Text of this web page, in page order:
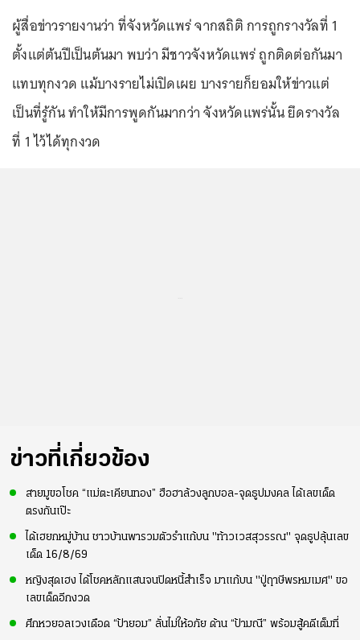
ผู้สื่อข่าวรายงานว่า ที่จังหวัดแพร่ จากสถิติ การถูกรางวัลที่ 1
ตั้งแต่ต้นปีเป็นต้นมา พบว่า มีชาวจังหวัดแพร่ ถูกติดต่อกันมา
แทบทุกงวด แม้บางรายไม่เปิดเผย บางรายก็ยอมให้ข่าวแต่
เป็นที่รู้กัน ทำให้มีการพูดกันมากว่า จังหวัดแพร่นั้น ยึดรางวัล
ที่ 1 ไว้ได้ทุกงวด
ข่าวที่เกี่ยวข้อง
สายมูขอโชค “แม่ตะเคียนทอง” ฮือฮาล้วงลูกบอล-จุดธูปมงคล ได้เลขเด็ด
ตรงกันเป๊ะ
ได้เฮยกหมู่บ้าน ชาวบ้านพารวมตัวรำแก้บน "ท้าวเวสสุวรรณ" จุดธูปลุ้นเลข
เด็ด 16/8/69
หญิงสุดเฮง ได้โชคหลักแสนจนปิดหนี้สำเร็จ มาแก้บน "ปู่ฤาษีพรหมเมศ" ขอ
เลขเด็ดอีกงวด
ศึกหวยอลเวงเดือด “ป้ายอม” ลั่นไม่ให้อภัย ด้าน “ป้ามณี” พร้อมสู้คดีเต็มที่